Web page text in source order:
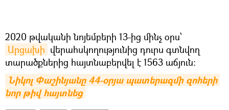
2020 թվականի նոյեմբերի 13-ից մինչ օրս՝
Արցախի վերահսկողությունից դուրս գտնվող
տարածքներից հայտնաբերվել է 1563 աճյուն:
Նիկոլ Փաշինյանը 44-օրյա պատերազմի զոհերի
նոր թիվ հայտնեց